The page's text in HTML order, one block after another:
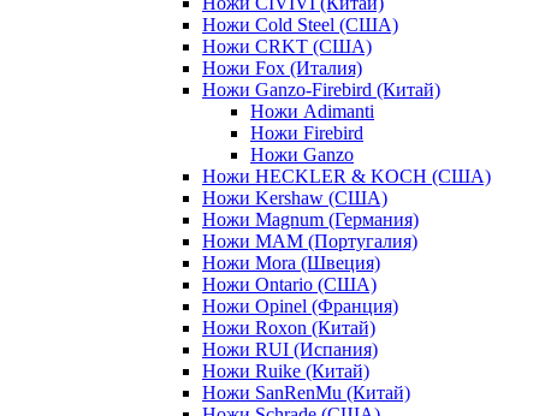
Ножи Cold Steel (США)
Ножи CRKT (США)
Ножи Fox (Италия)
Ножи Ganzo-Firebird (Китай)
Ножи Adimanti
Ножи Firebird
Ножи Ganzo
Ножи HECKLER & KOCH (США)
Ножи Kershaw (США)
Ножи Magnum (Германия)
Ножи MAM (Португалия)
Ножи Mora (Швеция)
Ножи Ontario (США)
Ножи Opinel (Франция)
Ножи Roxon (Китай)
Ножи RUI (Испания)
Ножи Ruike (Китай)
Ножи SanRenMu (Китай)